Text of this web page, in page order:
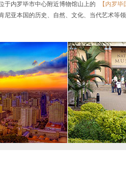
于内罗毕市中心附近博物馆山上的
【内罗
尼亚本国的历史、自然、文化、当代艺术等